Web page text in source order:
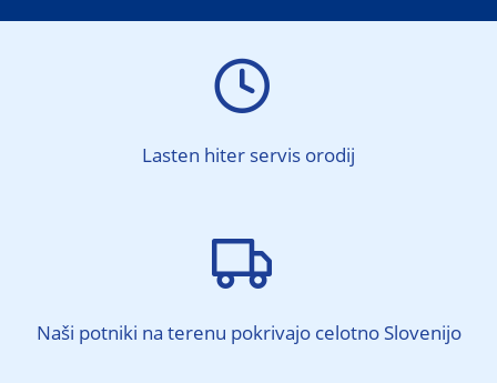

Lasten hiter servis orodij

Naši potniki na terenu pokrivajo celotno Slovenijo